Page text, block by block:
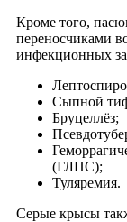
Кроме того,
переносчиками
инфекционных
Сыпной
Бруцеллёз;
(ГЛПС);
Туляремия.
Серые крысы